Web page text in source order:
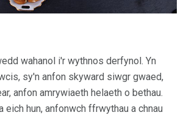
wahanol i'r wythnos derfynol. Yn
sy'n anfon skyward siwgr gwaed,
anfon amrywiaeth helaeth o bethau.
eich hun, anfonwch ffrwythau a chnau